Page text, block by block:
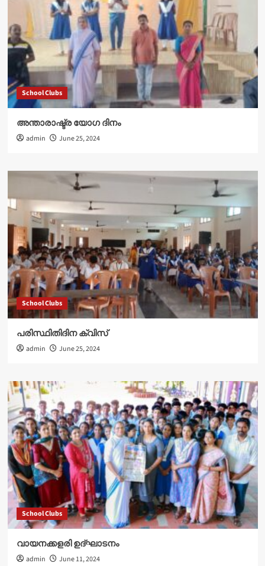
School Clubs
അന്താരാഷ്ട്ര യോഗ ദിനം
admin June 25, 2024
School Clubs
പരിസ്ഥിതിദിന ക്വിസ്
admin June 25, 2024
School Clubs
വായനക്കളരി ഉദ്‌ഘാടനം
admin June 11, 2024